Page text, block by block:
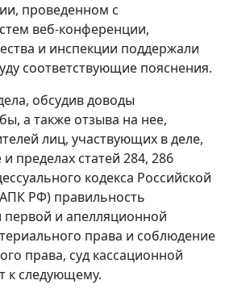
проведенном с
веб-конференции,
и инспекции поддержали
соответствующие пояснения.
обсудив доводы
а также отзыва на нее,
лиц, участвующих в деле,
пределах статей 284, 286
кодекса Российской
РФ) правильность
и апелляционной
права и соблюдение
права, суд кассационной
к следующему.